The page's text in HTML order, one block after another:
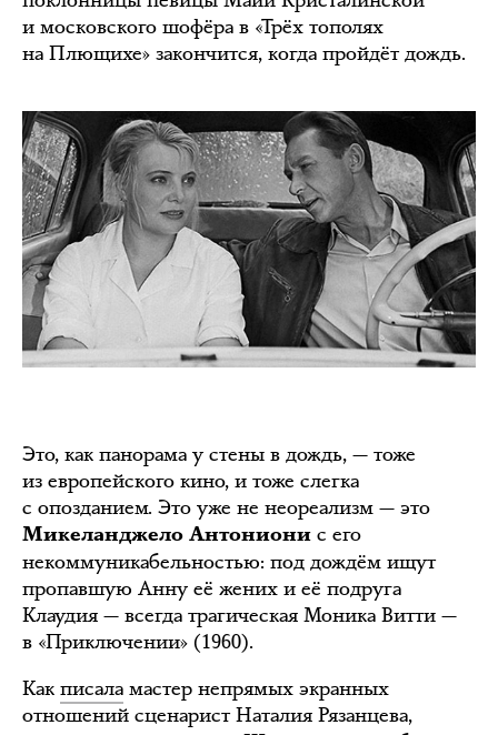
и московского шофёра в «Трёх тополях
на Плющихе» закончится, когда пройдёт дождь.
Это, как панорама у стены в дождь, — тоже
из европейского кино, и тоже слегка
с опозданием. Это уже не неореализм — это
Микеланджело Антониони с его
некоммуникабельностью: под дождём ищут
пропавшую Анну её жених и её подруга
Клаудия — всегда трагическая Моника Витти —
в «Приключении» (1960).
Как писала мастер непрямых экранных
отношений сценарист Наталия Рязанцева,